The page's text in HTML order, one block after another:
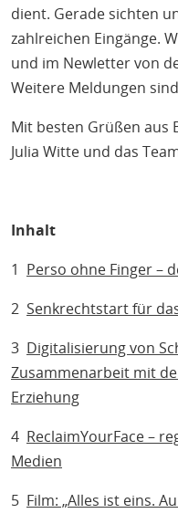
dient. Gerade sichten
zahlreichen Eingänge.
und im Newletter von
Weitere Meldungen
Mit besten Grüßen aus
Julia Witte und das
Inhalt
1 Perso ohne Finger –
2 Senkrechtstart für
3 Digitalisierung von
Zusammenarbeit mit
Erziehung
4 ReclaimYourFace –
Medien
5 Film: „Alles ist eins.